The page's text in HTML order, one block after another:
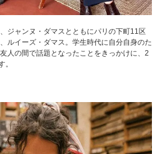
ジャンヌ・ダマスとともにパリの下町11区
ルイーズ・ダマス。学生時代に自分自身のた
人の間で話題となったことをきっかけに、2
。